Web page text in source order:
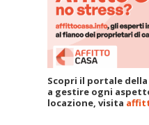
Scopri il portale
a gestire ogni
locazione, visita